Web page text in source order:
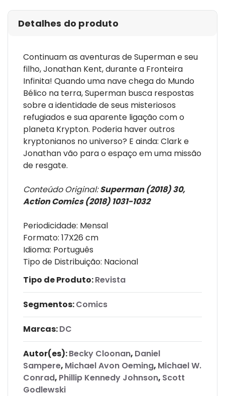
Detalhes do produto
Continuam as aventuras de Superman e seu
filho, Jonathan Kent, durante a Fronteira
Infinita! Quando uma nave chega do Mundo
Bélico na terra, Superman busca respostas
sobre a identidade de seus misteriosos
refugiados e sua aparente ligação com o
planeta Krypton. Poderia haver outros
kryptonianos no universo? E ainda: Clark e
Jonathan vão para o espaço em uma missão
de resgate.
Conteúdo Original:Superman (2018) 30,
Action Comics (2018) 1031-1032
Periodicidade: Mensal
Formato: 17X26 cm
Idioma: Português
Tipo de Distribuição: Nacional
Tipo de Produto:Revista
Segmentos:Comics
Marcas:DC
Autor(es):Becky Cloonan, Daniel
Sampere, Michael Avon Oeming, Michael W.
Conrad, Phillip Kennedy Johnson, Scott
Godlewski